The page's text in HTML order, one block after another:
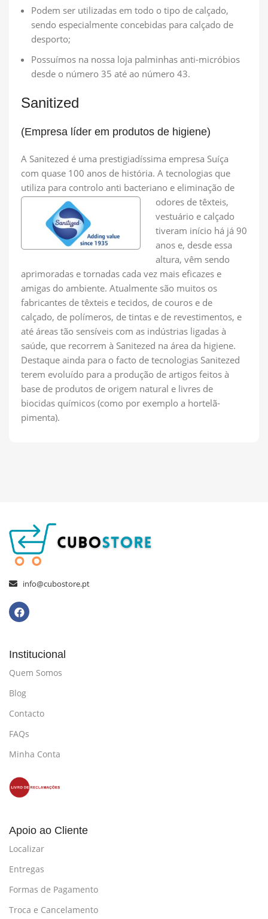
Podem ser utilizadas em todo o tipo de calçado,
sendo especialmente concebidas para calçado de
desporto;
Possuímos na nossa loja palminhas anti-micróbios
desde o número 35 até ao número 43.
Sanitized
(Empresa líder em produtos de higiene)
A Sanitezed é uma prestigiadíssima empresa Suíça
com quase 100 anos de história. A tecnologias que
utiliza para controlo anti bacteriano e eliminação de
odores de têxteis,
vestuário e calçado
tiveram início há já 90
anos e, desde essa
altura, vêm sendo
aprimoradas e tornadas cada vez mais eficazes e
amigas do ambiente. Atualmente são muitos os
fabricantes de têxteis e tecidos, de couros e de
calçado, de polímeros, de tintas e de revestimentos, e
até áreas tão sensíveis com as indústrias ligadas à
saúde, que recorrem à Sanitezed na área da higiene.
Destaque ainda para o facto de tecnologias Sanitezed
terem evoluído para a produção de artigos feitos à
base de produtos de origem natural e livres de
biocidas químicos (como por exemplo a hortelã-
pimenta).
info@cubostore.pt
Institucional
Quem Somos
Blog
Contacto
FAQs
Minha Conta
Apoio ao Cliente
Localizar
Entregas
Formas de Pagamento
Troca e Cancelamento